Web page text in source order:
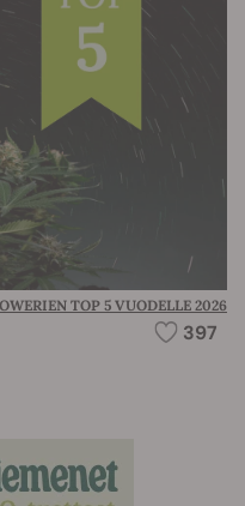
TOP 5 VUODELLE 2026
397